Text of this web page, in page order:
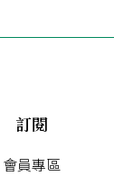
訂閱
會員專區